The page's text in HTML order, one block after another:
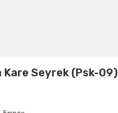
Seyrek (Psk-09)